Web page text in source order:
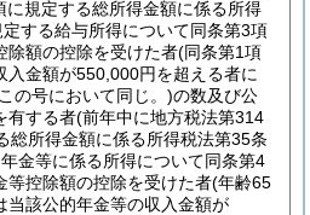
に規定する総所得金額に係る所得
する給与所得について同条第3項
除額の控除を受けた者(同条第1項
入金額が550,000円を超える者に
の号において同じ。)の数及び公
有する者(前年中に地方税法第314
総所得金額に係る所得税法第35条
金等に係る所得について同条第4
等控除額の控除を受けた者(年齢65
当該公的年金等の収入金額が